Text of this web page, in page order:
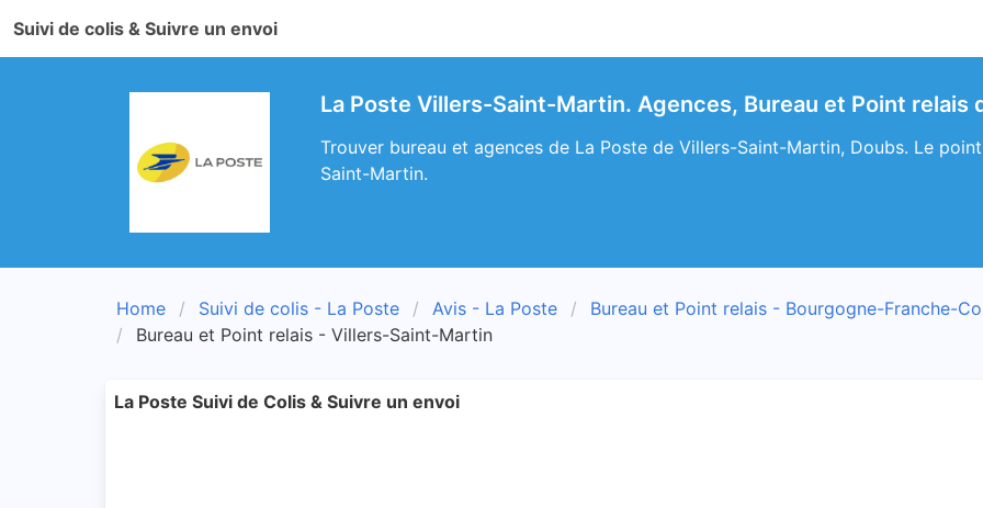
Suivi de colis & Suivre un envoi
La Poste Villers-Saint-Martin. Agences, Bureau et Point relais
Trouver bureau et agences de La Poste de Villers-Saint-Martin, Doubs. Le
Saint-Martin.
Home Suivi de colis - La Poste Avis - La Poste
Bureau et Point relais - Bourgogne-Franche-
Bureau et Point relais - Villers-Saint-Martin
La Poste Suivi de Colis & Suivre un envoi